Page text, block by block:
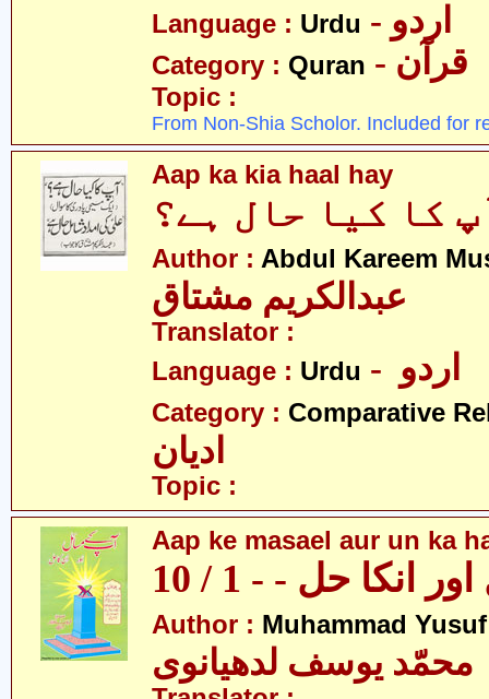
Language : Urdu - اردو
Category : Quran - قرآن
Topic :
From Non-Shia Scholor. Included for
Aap ka kia haal hay
کا کیا حال ہے؟
Author : Abdul Kareem
عبدالکریم مشتاق
Translator :
Language : Urdu
Category : Comparative
ادیان
Topic :
Aap ke masael aur un ka
انکا حل - - 1 / 10
Author : Muhammad
محمّد یوسف لدھیانوی